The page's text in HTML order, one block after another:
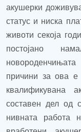
акушерки
статус и ниска
животи секоја
постојано
причини за ова е
квалификувана
составен дел од
нивната работа